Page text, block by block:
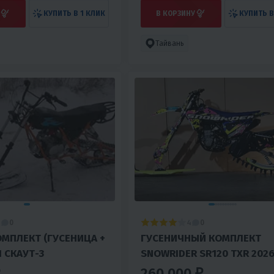
КУПИТЬ В 1 КЛИК В КОРЗИНУ КУПИТЬ
Тайвань
(ГУСЕНИЦА +
3
ГУСЕНИЧНЫЙ КОМПЛЕКТ
SNOWRIDER SR120 TXR 2026
(ГУСЕНИЧНЫЙ БЛОК, ТРАК,